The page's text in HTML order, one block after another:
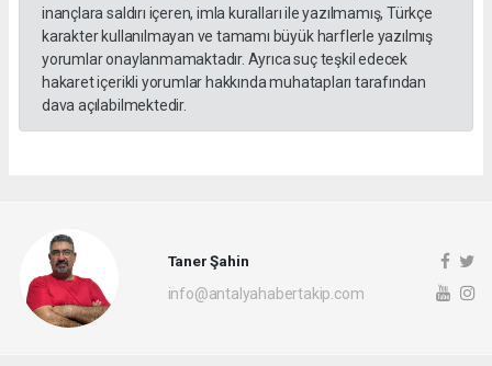
inançlara saldırı içeren, imla kuralları ile yazılmamış, Türkçe
karakter kullanılmayan ve tamamı büyük harflerle yazılmış
yorumlar onaylanmamaktadır. Ayrıca suç teşkil edecek
hakaret içerikli yorumlar hakkında muhatapları tarafından
dava açılabilmektedir.
Taner Şahin
info@antalyahabertakip.com